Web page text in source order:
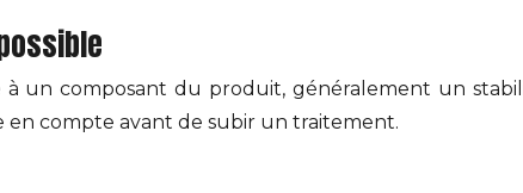
à un composant du produit, généralement un
en compte avant de subir un traitement.